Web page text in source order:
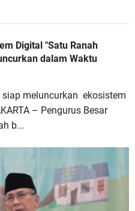
Digital "Satu Ranah
dalam Waktu
siap meluncurkan ekosistem
– Pengurus Besar
b...